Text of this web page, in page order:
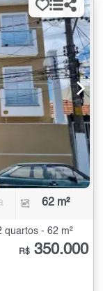
62 m²
quartos - 62 m²
R$ 350.000